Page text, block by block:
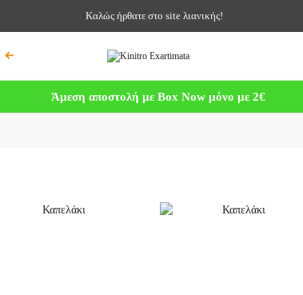
Καλώς ήρθατε στο site λιανικής!
Άμεση αποστολή με Box Now μόνο με 2€